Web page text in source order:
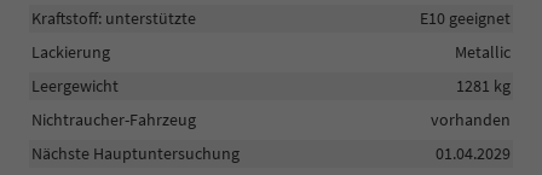
Kraftstoff: unterstützte
E10 geeignet
Lackierung
Metallic
Leergewicht
1281 kg
Nichtraucher-Fahrzeug
vorhanden
Nächste Hauptuntersuchung
01.04.2029